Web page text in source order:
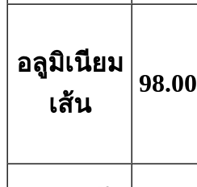
อลูมิเนียม
เส้น